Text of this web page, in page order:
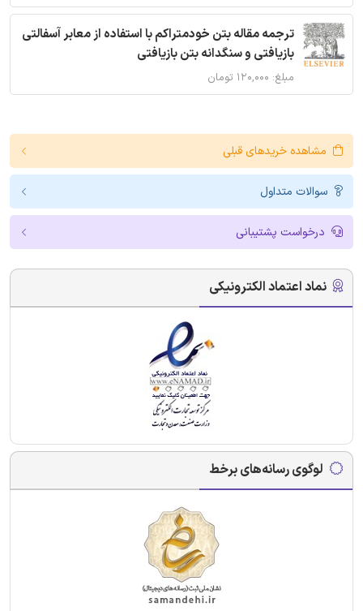
ترجمه مقاله بتن خودمتراکم با استفاده از معابر آسفالتی
بازیافتی و سنگدانه بتن بازیافتی
مبلغ: ۱۲۰,۰۰۰ تومان
مشاهده خریدهای قبلی
سوالات متداول
درخواست پشتیبانی
نماد اعتماد الکترونیکی
لوگوی رسانه‌های برخط